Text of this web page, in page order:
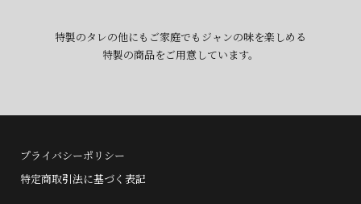
特製のタレの他にもご家庭でもジャンの味を楽しめる
特製の商品をご用意しています。
プライバシーポリシー
特定商取引法に基づく表記